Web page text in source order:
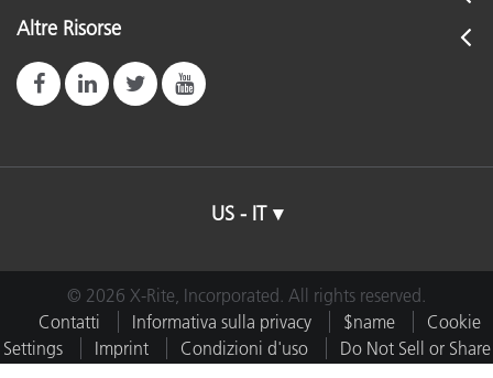
Altre Risorse
US - IT
© 2026 X-Rite, Incorporated. All rights reserved.
Contatti
Informativa sulla privacy $name
Cookie
Settings
Imprint Condizioni d'uso
Do Not Sell or Share